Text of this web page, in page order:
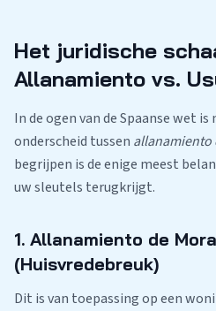
Het juridische
Allanamiento vs.
In de ogen van de Spaanse wet
onderscheid tussen allanamiento
begrijpen is de enige meest
uw sleutels terugkrijgt.
1. Allanamiento de
(Huisvredebreuk)
Dit is van toepassing op een